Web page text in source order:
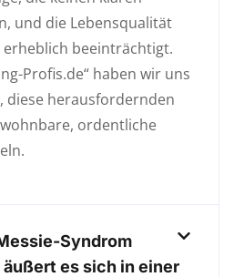
und die Lebensqualität
beeinträchtigt.
Profis.de“ haben wir uns
diese herausfordernden
ordentliche
Syndrom
es sich in einer